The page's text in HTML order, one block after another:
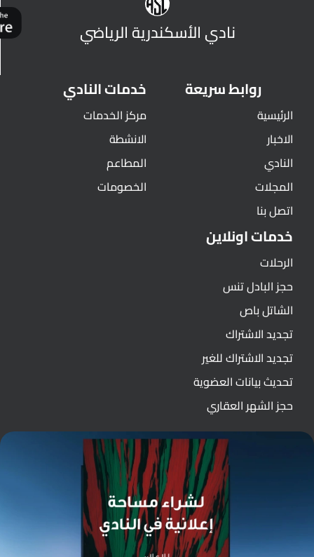
نادي الأسكندرية الرياضي
روابط سريعة
الرئيسية
الاخبار
النادي
المجلات
اتصل بنا
خدمات النادي
مركز الخدمات
الانشطة
المطاعم
الخصومات
خدمات اونلاين
الرحلات
حجز البادل تنس
الشاتل باص
تجديد الاشتراك
تجديد الاشتراك للغير
تحديث بيانات العضوية
حجز الشهر العقاري